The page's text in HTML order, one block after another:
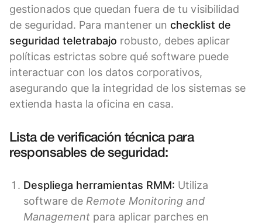
gestionados que quedan fuera de tu visibilidad
de seguridad. Para mantener un checklist de
seguridad teletrabajo robusto, debes aplicar
políticas estrictas sobre qué software puede
interactuar con los datos corporativos,
asegurando que la integridad de los sistemas se
extienda hasta la oficina en casa.
Lista de verificación técnica para
responsables de seguridad:
Despliega herramientas RMM: Utiliza
software de Remote Monitoring and
Management para aplicar parches en